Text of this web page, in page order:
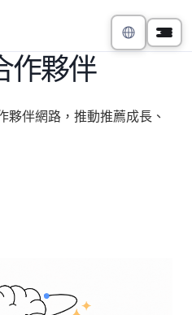
作夥伴
伴網路，推動推薦成長、